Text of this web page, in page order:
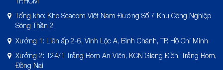
Tổng kho: Kho Scacom Việt Nam Đường Số 7 Khu Công Nghiệp
Sóng Thần 2
Xưởng 1: Liên ấp 2-6, Vĩnh Lộc A, Bình Chánh, TP. Hồ Chí Minh
Xưởng 2: 124/1 Trảng Bom An Viễn, KCN Giang Điền, Trảng Bom,
Đồng Nai